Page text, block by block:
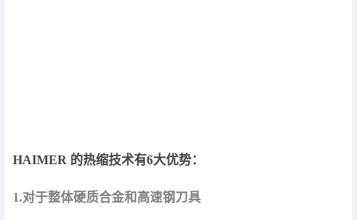
HAIMER 的热缩技术有6大优势：
1.对于整体硬质合金和高速钢刀具